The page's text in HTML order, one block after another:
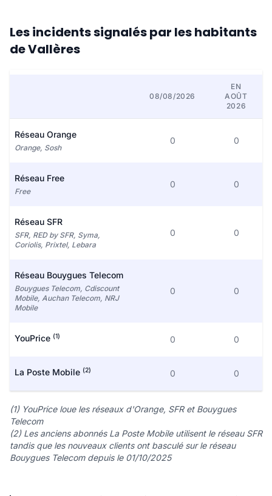
Les incidents signalés par les habitants
de Vallères
08/08/2026
EN
AOÛT
2026
Réseau Orange
Orange, Sosh
0 0
Réseau Free
Free
0 0
Réseau SFR
SFR, RED by SFR, Syma,
Coriolis, Prixtel, Lebara
0 0
Réseau Bouygues Telecom
Bouygues Telecom, Cdiscount
Mobile, Auchan Telecom, NRJ
Mobile
0 0
YouPrice (1) 0 0
La Poste Mobile (2) 0 0
(1) YouPrice loue les réseaux d'Orange, SFR et Bouygues
Telecom
(2) Les anciens abonnés La Poste Mobile utilisent le réseau SFR
tandis que les nouveaux clients ont basculé sur le réseau
Bouygues Telecom depuis le 01/10/2025